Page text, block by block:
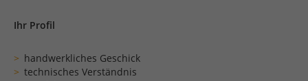
Ihr Profil
handwerkliches Geschick
technisches Verständnis